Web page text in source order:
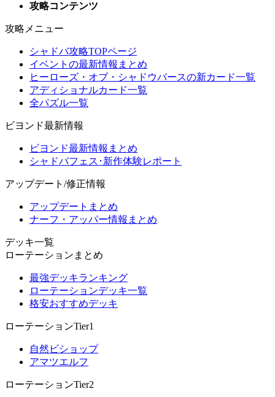
攻略コンテンツ
攻略メニュー
シャドバ攻略TOPページ
イベントの最新情報まとめ
ヒーローズ・オブ・シャドウバースの新カード一覧
アディショナルカード一覧
全パズル一覧
ビヨンド最新情報
ビヨンド最新情報まとめ
シャドバフェス･新作体験レポート
アップデート/修正情報
アップデートまとめ
ナーフ・アッパー情報まとめ
デッキ一覧
ローテーションまとめ
最強デッキランキング
ローテーションデッキ一覧
格安おすすめデッキ
ローテーションTier1
自然ビショップ
アマツエルフ
ローテーションTier2